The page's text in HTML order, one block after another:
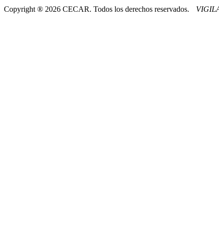
Copyright ® 2026 CECAR. Todos los derechos reservados.